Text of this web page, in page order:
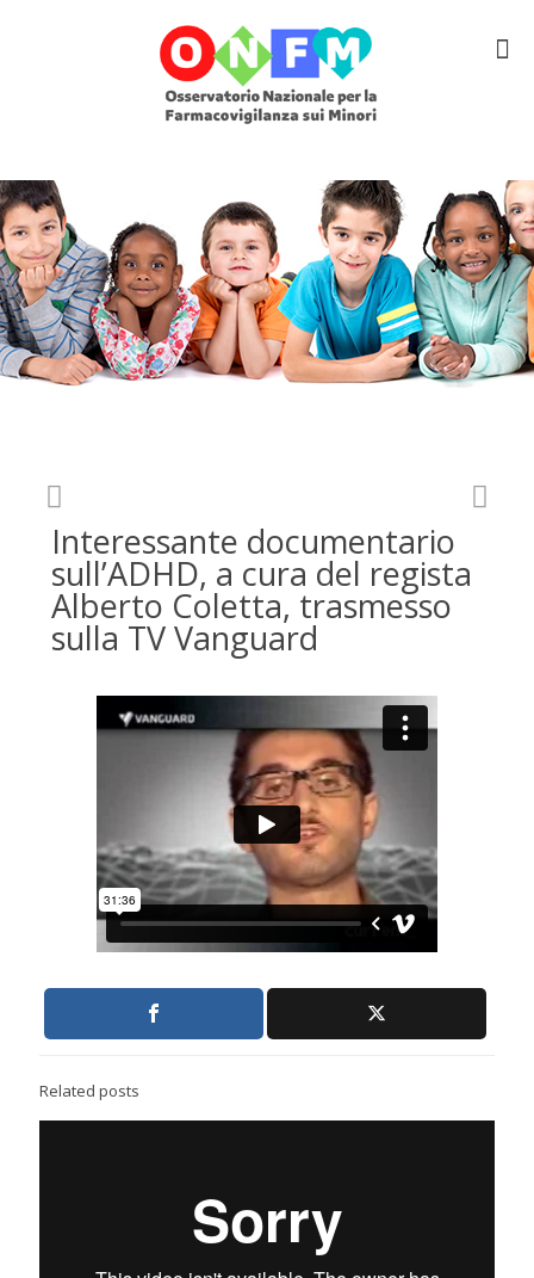
Interessante documentario
sull’ADHD, a cura del regista
Alberto Coletta, trasmesso
sulla TV Vanguard
Related posts